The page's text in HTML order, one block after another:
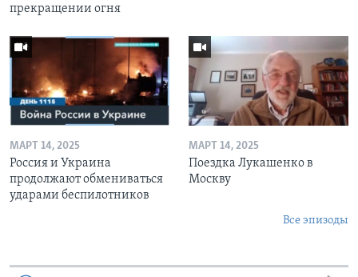
прекращении огня
МАРТ 14, 2025
Россия и Украина
продолжают обмениваться
ударами беспилотников
МАРТ 14, 2025
Поездка Лукашенко в
Москву
Все эпизоды